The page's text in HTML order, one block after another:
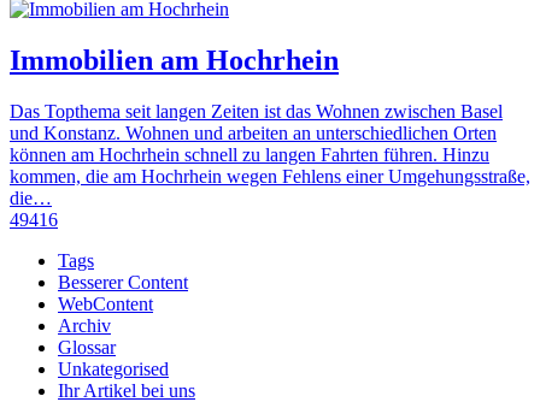
Immobilien am Hochrhein
Das Topthema seit langen Zeiten ist das Wohnen zwischen Basel
und Konstanz. Wohnen und arbeiten an unterschiedlichen Orten
können am Hochrhein schnell zu langen Fahrten führen. Hinzu
kommen, die am Hochrhein wegen Fehlens einer Umgehungsstraße,
die…
49416
Tags
Besserer Content
WebContent
Archiv
Glossar
Unkategorised
Ihr Artikel bei uns